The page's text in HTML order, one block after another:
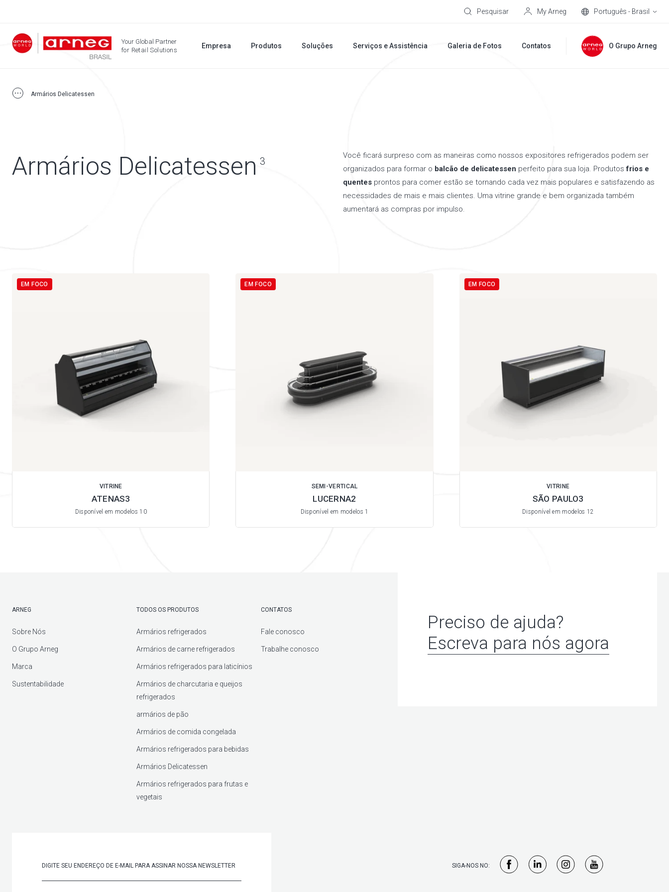
Pesquisar My Arneg Português - Brasil
Your Global Partner
for Retail Solutions
Empresa Produtos Soluções Serviços e Assistência Galeria de Fotos Contatos O Grupo Arneg
Armários Delicatessen
Armários Delicatessen 3
Você ficará surpreso com as maneiras como nossos expositores refrigerados podem ser
organizados para formar o balcão de delicatessen perfeito para sua loja. Produtosfrios e
quentesprontos para comer estão se tornando cada vez mais populares e satisfazendo as
necessidades de mais e mais clientes. Uma vitrine grande e bem organizada também
aumentará as compras por impulso.
EM FOCO
VITRINE
ATENAS3
Disponível em modelos 10
EM FOCO
SEMI-VERTICAL
LUCERNA2
Disponível em modelos 1
EM FOCO
VITRINE
SÃO PAULO3
Disponível em modelos 12
ARNEG
Sobre Nós
O Grupo Arneg
Marca
Sustentabilidade
TODOS OS PRODUTOS
Armários refrigerados
Armários de carne refrigerados
Armários refrigerados para laticínios
Armários de charcutaria e queijos
refrigerados
armários de pão
Armários de comida congelada
Armários refrigerados para bebidas
Armários Delicatessen
Armários refrigerados para frutas e
vegetais
CONTATOS
Fale conosco
Trabalhe conosco
Preciso de ajuda?
Escreva para nós agora
SIGA-NOS NO: